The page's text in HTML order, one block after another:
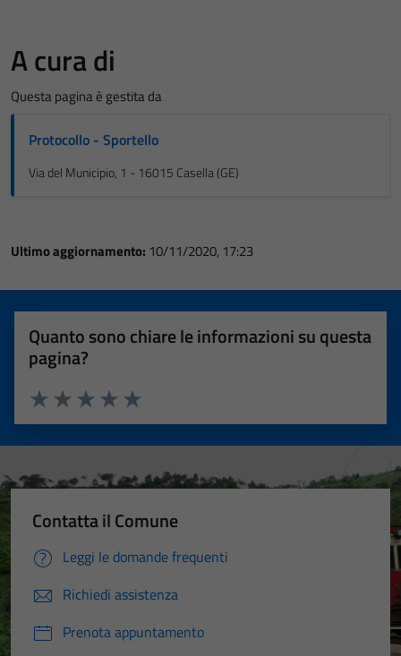
A cura di
Questa pagina è gestita da
Protocollo - Sportello
Via del Municipio, 1 - 16015 Casella (GE)
Ultimo aggiornamento: 10/11/2020, 17:23
Quanto sono chiare le informazioni su questa
pagina?
Valuta 5 stelle su 5
Valuta 4 stelle su 5
Valuta 3 stelle su 5
Valuta 2 stelle su 5
Valuta 1 stelle su 5
Contatta il Comune
Leggi le domande frequenti
Richiedi assistenza
Prenota appuntamento